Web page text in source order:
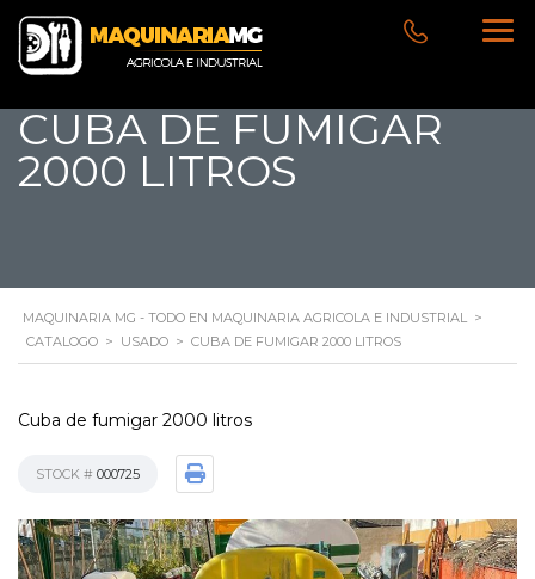
CUBA DE FUMIGAR
2000 LITROS
MAQUINARIA MG - TODO EN MAQUINARIA AGRICOLA E INDUSTRIAL >
CATALOGO > USADO > CUBA DE FUMIGAR 2000 LITROS
Cuba de fumigar 2000 litros
STOCK # 000725